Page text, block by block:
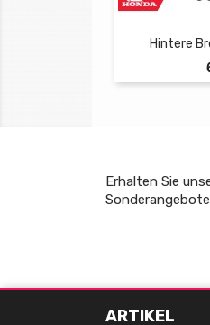
Hintere
Erhalten Sie
Sonderangebote
ARTIKEL